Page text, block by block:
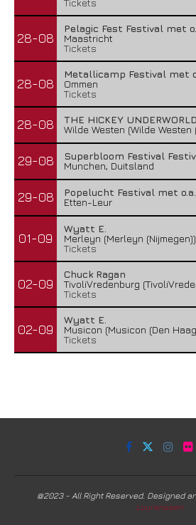
28-08
Pelagic Fest Festival met
Maastricht
Tickets
28-08
Metallicamp Festival met
Ommen
Tickets
28-08
THE HICKEY
Wilde Westen (Wilde Westen
29-08
Superbloom Festival
Munchen, Duitsland
29-08
Popelucht Festival met
Etten-Leur
01-09
Wyatt E.
Merleyn (Merleyn (Nijmegen))
Tickets
02-09
Chuck Ragan
TivoliVredenburg
Tickets
02-09
Wyatt E.
Musicon (Musicon (Den
Tickets
@2023 - All Right Reserved. Designed
Lourenssen